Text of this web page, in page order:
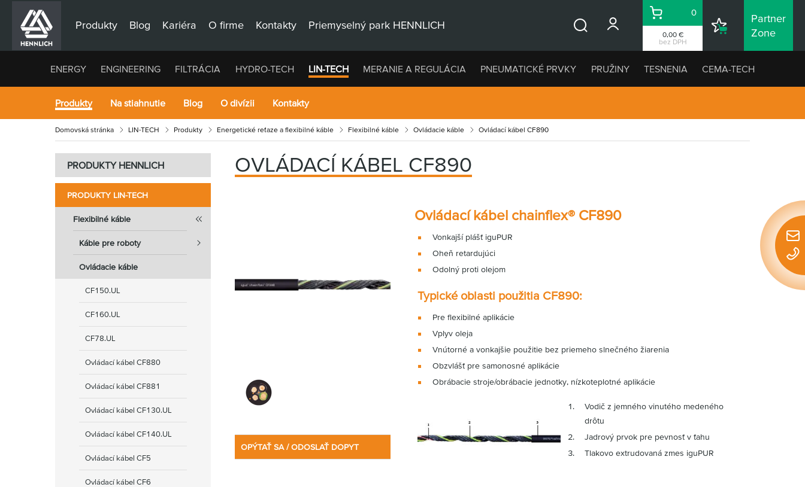
Produkty Blog Kariéra O firme Kontakty Priemyselný park HENNLICH
0,00 €
bez DPH
Košík
0
Nákupný
Partner
Zone
ENERGY ENGINEERING FILTRÁCIA HYDRO-TECH LIN-TECH MERANIE A REGULÁCIA PNEUMATICKÉ PRVKY PRUŽINY TESNENIA CEMA-TECH
Produkty Na stiahnutie Blog O divízii Kontakty
Domovská stránka LIN-TECH Produkty Energetické reťaze a flexibilné káble Flexibilné káble Ovládacie káble Ovládací kábel CF890
PRODUKTY HENNLICH
PRODUKTY LIN-TECH
Flexibilné káble
Káble pre roboty
Ovládacie káble
CF150.UL
CF160.UL
CF78.UL
Ovládací kábel CF880
Ovládací kábel CF881
Ovládací kábel CF130.UL
Ovládací kábel CF140.UL
Ovládací kábel CF5
Ovládací kábel CF6
OVLÁDACÍ KÁBEL CF890
OPÝTAŤ SA / ODOSLAŤ DOPYT
Ovládací kábel chainflex® CF890
Vonkajší plášť iguPUR
Oheň retardujúci
Odolný proti olejom
Typické oblasti použitia CF890:
Pre flexibilné aplikácie
Vplyv oleja
Vnútorné a vonkajšie použitie bez priemeho slnečného žiarenia
Obzvlášť pre samonosné aplikácie
Obrábacie stroje/obrábacie jednotky, nízkoteplotné aplikácie
Vodič z jemného vinutého medeného
drôtu
Jadrový prvok pre pevnosť v ťahu
Tlakovo extrudovaná zmes iguPUR